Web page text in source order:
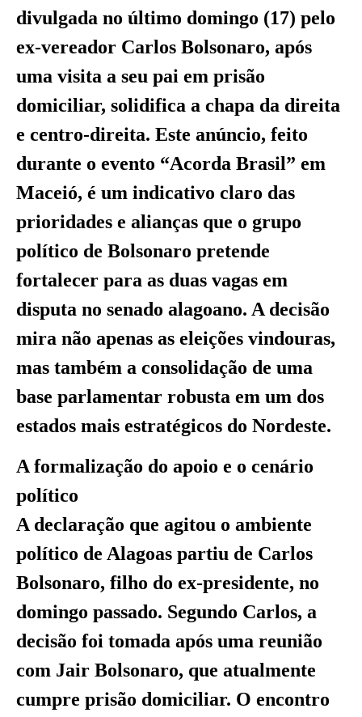
divulgada no último domingo (17) pelo
ex-vereador Carlos Bolsonaro, após
uma visita a seu pai em prisão
domiciliar, solidifica a chapa da direita
e centro-direita. Este anúncio, feito
durante o evento “Acorda Brasil” em
Maceió, é um indicativo claro das
prioridades e alianças que o grupo
político de Bolsonaro pretende
fortalecer para as duas vagas em
disputa no senado alagoano. A decisão
mira não apenas as eleições vindouras,
mas também a consolidação de uma
base parlamentar robusta em um dos
estados mais estratégicos do Nordeste.
A formalização do apoio e o cenário
político
A declaração que agitou o ambiente
político de Alagoas partiu de Carlos
Bolsonaro, filho do ex-presidente, no
domingo passado. Segundo Carlos, a
decisão foi tomada após uma reunião
com Jair Bolsonaro, que atualmente
cumpre prisão domiciliar. O encontro